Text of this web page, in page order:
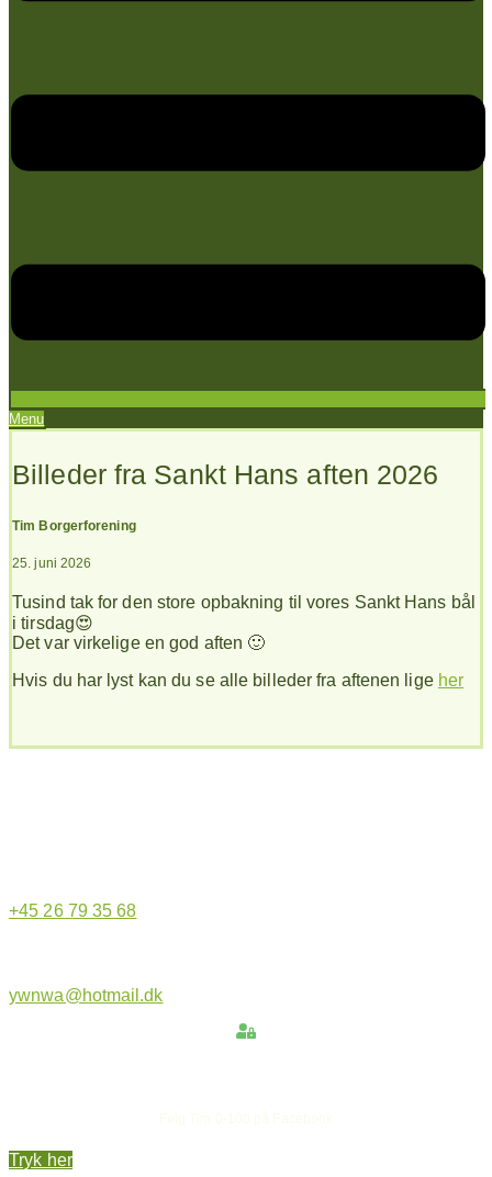
Menu
Billeder fra Sankt Hans aften 2026
Tim Borgerforening
25. juni 2026
Tusind tak for den store opbakning til vores Sankt Hans bål
i tirsdag😍
Det var virkelige en god aften 🙂
Hvis du har lyst kan du se alle billeder fra aftenen lige her
+45 26 79 35 68
ywnwa@hotmail.dk
Tryk her